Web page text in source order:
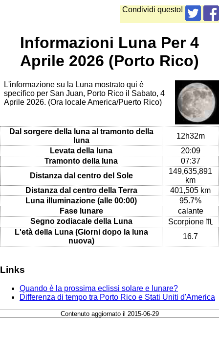
Condividi questo!
Informazioni Luna Per 4
Aprile 2026 (Porto Rico)
L'informazione su la Luna mostrato qui è
specifico per San Juan, Porto Rico il Sabato, 4
Aprile 2026. (Ora locale America/Puerto Rico)
Dal sorgere della luna al tramonto della
luna
12h32m
Levata della luna
20:09
Tramonto della luna
07:37
Distanza dal centro del Sole
149,635,891
km
Distanza dal centro della Terra
401,505 km
Luna illuminazione (alle 00:00)
95.7%
Fase lunare
calante
Segno zodiacale della Luna
Scorpione ♏
L'età della Luna (Giorni dopo la luna
nuova)
16.7
Links
Quando è la prossima eclissi solare e lunare?
Differenza di tempo tra Porto Rico e Stati Uniti d'America
Contenuto aggiornato il 2015-06-29